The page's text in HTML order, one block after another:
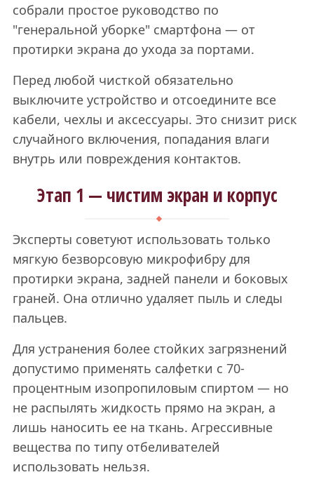
собрали простое руководство по
"генеральной уборке" смартфона — от
протирки экрана до ухода за портами.
Перед любой чисткой обязательно
выключите устройство и отсоедините все
кабели, чехлы и аксессуары. Это снизит риск
случайного включения, попадания влаги
внутрь или повреждения контактов.
Этап 1 — чистим экран и корпус
Эксперты советуют использовать только
мягкую безворсовую микрофибру для
протирки экрана, задней панели и боковых
граней. Она отлично удаляет пыль и следы
пальцев.
Для устранения более стойких загрязнений
допустимо применять салфетки с 70-
процентным изопропиловым спиртом — но
не распылять жидкость прямо на экран, а
лишь наносить ее на ткань. Агрессивные
вещества по типу отбеливателей
использовать нельзя.